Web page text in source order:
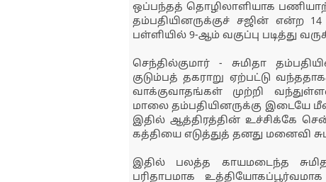
ஒப்பந்தத் தொழிலாளியாக
தம்பதியினருக்குச் சஜின்
பள்ளியில் 9-ஆம் வகுப்பு படித்து
செந்தில்குமார் - சுமிதா
குடும்பத் தகராறு ஏற்பட்டு
வாக்குவாதங்கள் முற்றி
மாலை தம்பதியினருக்கு இடையே
இதில் ஆத்திரத்தின் உச்சிக்கே
கத்தியை எடுத்துத் தனது மனைவி
இதில் பலத்த காயமடைந்த
பரிதாபமாக